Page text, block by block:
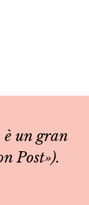
un gran
Post»).